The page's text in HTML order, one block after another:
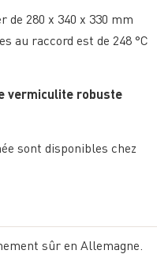
de 280 x 340 x 330 mm
au raccord est de 248 °C
vermiculite robuste
sont disponibles chez
sûr en Allemagne.